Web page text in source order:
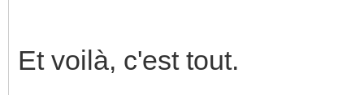
Et voilà, c'est tout.